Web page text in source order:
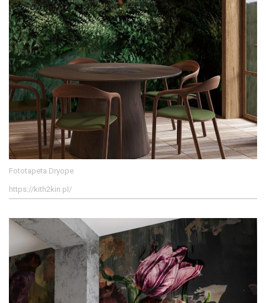
Fototapeta Dryope
https://kith2kin.pl/